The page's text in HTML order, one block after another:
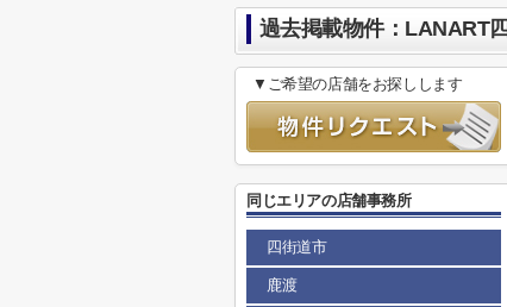
過去掲載物件：LANART
▼ご希望の店舗をお探しします
同じエリアの店舗事務所
四街道市
鹿渡